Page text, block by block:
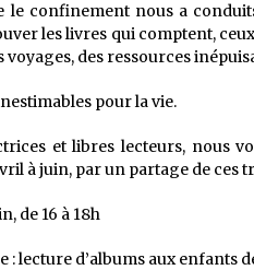
le confinement nous a
les livres qui comptent,
voyages, des ressources
pour la vie.
et libres lecteurs, nous
à juin, par un partage de ces
de 16 à 18h
: lecture d’albums aux enfants